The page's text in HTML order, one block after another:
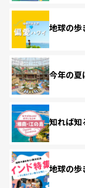
地球の
今年の夏
知れば知
地球の歩